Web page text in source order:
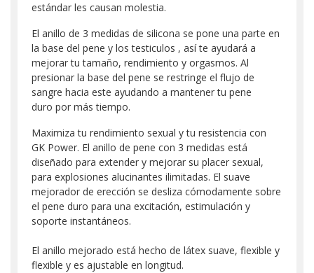
estándar les causan molestia.
El anillo de 3 medidas de silicona se pone una parte en
la base del pene y los testiculos , así te ayudará a
mejorar tu tamaño, rendimiento y orgasmos. Al
presionar la base del pene se restringe el flujo de
sangre hacia este ayudando a mantener tu pene
duro por más tiempo.
Maximiza tu rendimiento sexual y tu resistencia con
GK Power. El anillo de pene con 3 medidas está
diseñado para extender y mejorar su placer sexual,
para explosiones alucinantes ilimitadas. El suave
mejorador de erección se desliza cómodamente sobre
el pene duro para una excitación, estimulación y
soporte instantáneos.
El anillo mejorado está hecho de látex suave, flexible y
flexible y es ajustable en longitud.